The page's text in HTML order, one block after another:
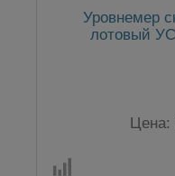
Уровнемер
лотовый
Цена: